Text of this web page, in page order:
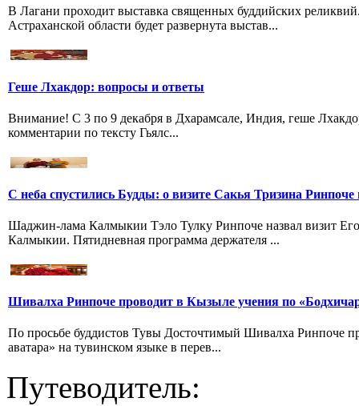
В Лагани проходит выставка священных буддийских
Астраханской области будет развернута выстав...
Геше Лхакдор: вопросы и ответы
Внимание! С 3 по 9 декабря в Дхарамсале, Индия, геше
комментарии по тексту Гьялс...
С неба спустились Будды: о визите Сакья Тризина Ринпоче
Шаджин-лама Калмыкии Тэло Тулку Ринпоче назвал визит
Калмыкии. Пятидневная программа держателя ...
Шивалха Ринпоче проводит в Кызыле учения по
По просьбе буддистов Тувы Досточтимый Шивалха Ринпоче
аватара» на тувинском языке в перев...
Путеводитель: